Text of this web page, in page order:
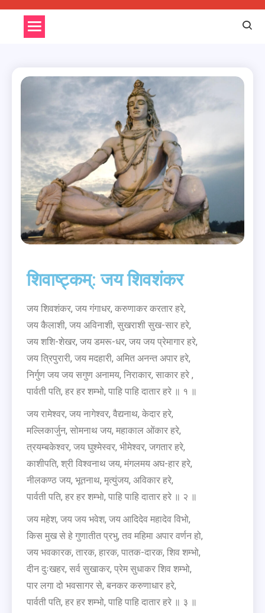
शिवाष्ट्कम्: जय शिवशंकर
जय शिवशंकर, जय गंगाधर, करुणाकर करतार हरे,
जय कैलाशी, जय अविनाशी, सुखराशी सुख-सार हरे,
जय शशि-शेखर, जय डमरू-धर, जय जय प्रेमागार हरे,
जय त्रिपुरारी, जय मदहारी, अमित अनन्त अपार हरे,
निर्गुण जय जय सगुण अनामय, निराकार, साकार हरे ,
पार्वती पति, हर हर शम्भो, पाहि पाहि दातार हरे ॥ १ ॥
जय रामेश्वर, जय नागेश्वर, वैद्यनाथ, केदार हरे,
मल्लिकार्जुन, सोमनाथ जय, महाकाल ओंकार हरे,
त्रयम्बकेश्वर, जय घुश्मेस्वर, भीमेश्वर, जगतार हरे,
काशीपति, श्री विश्वनाथ जय, मंगलमय अघ-हार हरे,
नीलकण्ठ जय, भूतनाथ, मृत्युंजय, अविकार हरे,
पार्वती पति, हर हर शम्भो, पाहि पाहि दातार हरे ॥ २ ॥
जय महेश, जय जय भवेश, जय आदिदेव महादेव विभो,
किस मुख से हे गुणातीत प्रभु, तव महिमा अपार वर्णन हो,
जय भवकारक, तारक, हारक, पातक-दारक, शिव शम्भो,
दीन दुःखहर, सर्व सुखाकर, प्रेम सुधाकर शिव शम्भो,
पार लगा दो भवसागर से, बनकर करुणाधार हरे,
पार्वती पति, हर हर शम्भो, पाहि पाहि दातार हरे ॥ ३ ॥